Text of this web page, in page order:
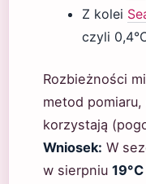
Z kolei
czyli
Rozbieżności
metod
korzystają
Wniosek: W
w sierpniu 19°C